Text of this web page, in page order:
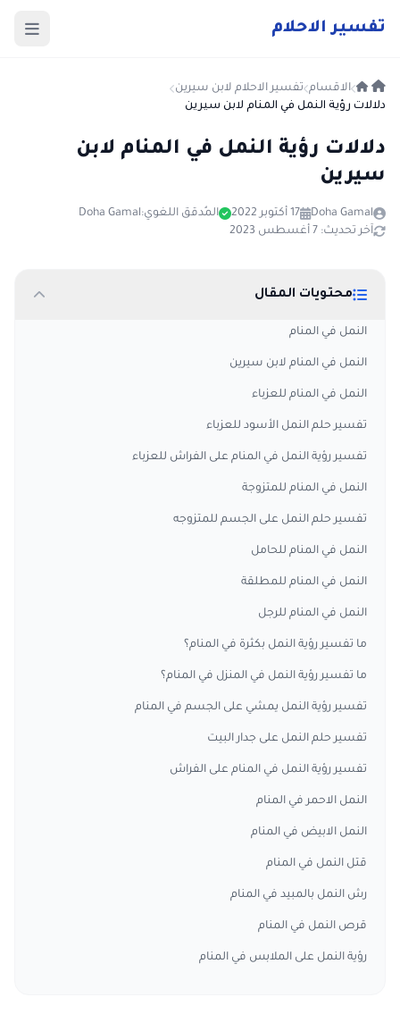
تفسير الاحلام
الاقسام تفسير الاحلام لابن سيرين
دلالات رؤية النمل في المنام لابن سيرين
دلالات رؤية النمل في المنام لابن
سيرين
Doha Gamal 17 أكتوبر 2022 المُدقق اللغوي:Doha Gamal
آخر تحديث: 7 أغسطس 2023
محتويات المقال
النمل في المنام
النمل في المنام لابن سيرين
النمل في المنام للعزباء
تفسير حلم النمل الأسود للعزباء
تفسير رؤية النمل في المنام على الفراش للعزباء
النمل في المنام للمتزوجة
تفسير حلم النمل على الجسم للمتزوجه
النمل في المنام للحامل
النمل في المنام للمطلقة
النمل في المنام للرجل
ما تفسير رؤية النمل بكثرة في المنام؟
ما تفسير رؤية النمل في المنزل في المنام؟
تفسير رؤية النمل يمشي على الجسم في المنام
تفسير حلم النمل على جدار البيت
تفسير رؤية النمل في المنام على الفراش
النمل الاحمر في المنام
النمل الابيض في المنام
قتل النمل في المنام
رش النمل بالمبيد في المنام
قرص النمل في المنام
رؤية النمل على الملابس في المنام